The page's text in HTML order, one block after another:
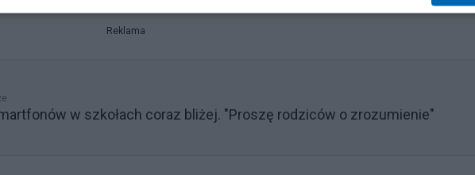
Reklama
w szkołach coraz bliżej. "Proszę rodziców o zrozumienie"